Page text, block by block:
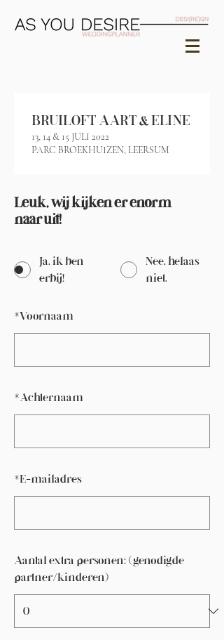
Leuk, wij kijken er enorm
naar uit!
Ja, ik ben
erbij!
Nee, helaas
niet.
*Voornaam
*Achternaam
*E-mailadres
Aantal extra personen: (genodigde
partner/kinderen)
BRUILOFT AART & ELINE
13, 14 & 15 JULI 2022
PARC BROEKHUIZEN, LEERSUM